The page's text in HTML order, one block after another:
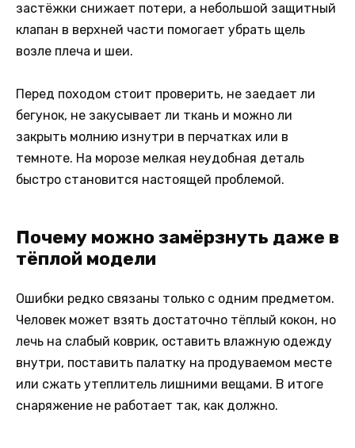
застёжки снижает потери, а небольшой защитный
клапан в верхней части помогает убрать щель
возле плеча и шеи.
Перед походом стоит проверить, не заедает ли
бегунок, не закусывает ли ткань и можно ли
закрыть молнию изнутри в перчатках или в
темноте. На морозе мелкая неудобная деталь
быстро становится настоящей проблемой.
Почему можно замёрзнуть даже в
тёплой модели
Ошибки редко связаны только с одним предметом.
Человек может взять достаточно тёплый кокон, но
лечь на слабый коврик, оставить влажную одежду
внутри, поставить палатку на продуваемом месте
или сжать утеплитель лишними вещами. В итоге
снаряжение не работает так, как должно.